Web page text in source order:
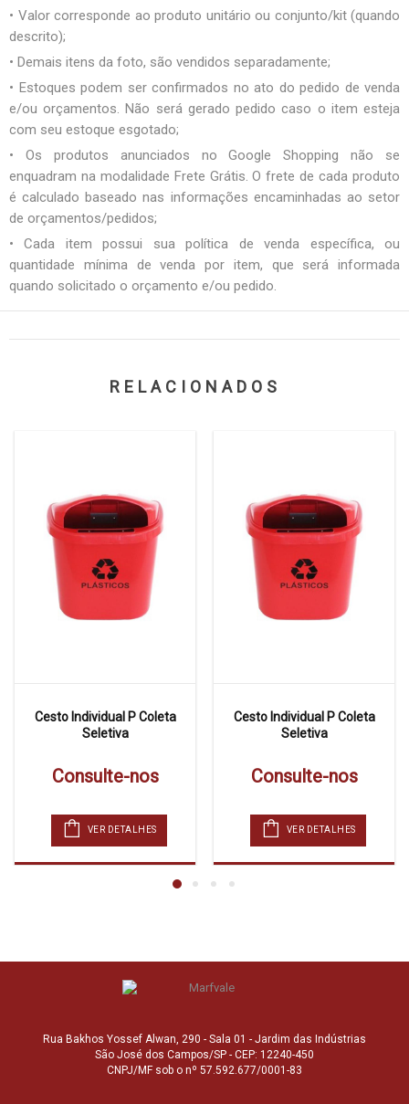
• Valor corresponde ao produto unitário ou conjunto/kit (quando
descrito);
• Demais itens da foto, são vendidos separadamente;
• Estoques podem ser confirmados no ato do pedido de venda
e/ou orçamentos. Não será gerado pedido caso o item esteja
com seu estoque esgotado;
• Os produtos anunciados no Google Shopping não se
enquadram na modalidade Frete Grátis. O frete de cada produto
é calculado baseado nas informações encaminhadas ao setor
de orçamentos/pedidos;
• Cada item possui sua política de venda específica, ou
quantidade mínima de venda por item, que será informada
quando solicitado o orçamento e/ou pedido.
RELACIONADOS
Cesto Individual P Coleta
Seletiva
Consulte-nos
VER DETALHES
Cesto Individual P Coleta
Seletiva
Consulte-nos
VER DETALHES
Rua Bakhos Yossef Alwan, 290 - Sala 01 - Jardim das Indústrias
São José dos Campos/SP - CEP: 12240-450
CNPJ/MF sob o nº 57.592.677/0001-83